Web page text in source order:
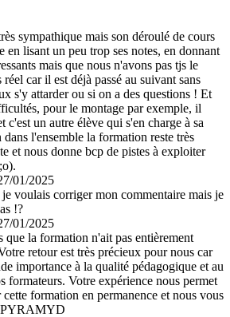
sympathique mais son déroulé de cours
en lisant un peu trop ses notes, en donnant
mais que nous n'avons pas tjs le
réel car il est déjà passé au suivant sans
s'y attarder ou si on a des questions ! Et
pour le montage par exemple, il
c'est un autre élève qui s'en charge à sa
l'ensemble la formation reste très
et nous donne bcp de pistes à exploiter
01/2025
voulais corriger mon commentaire mais je
!?
01/2025
que la formation n'ait pas entièrement
retour est très précieux pour nous car
importance à la qualité pédagogique et au
formateurs. Votre expérience nous permet
formation en permanence et nous vous
PYRAMYD